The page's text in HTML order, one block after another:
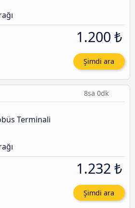
1.200 ₺
Şimdi ara
8sa 0dk
Terminali
1.232 ₺
Şimdi ara